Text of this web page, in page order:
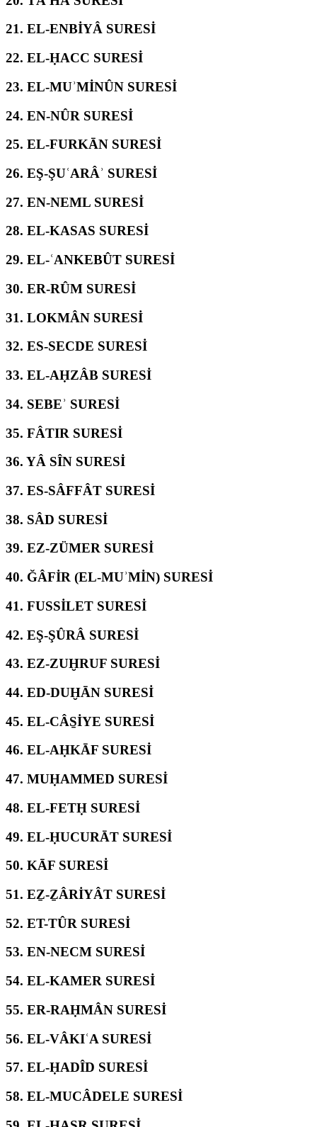
21. EL-ENBİYÂ SURESİ
22. EL-ḤACC SURESİ
23. EL-MUʾMİNÛN SURESİ
24. EN-NÛR SURESİ
25. EL-FURKĀN SURESİ
26. EŞ-ŞUʿARÂʾ SURESİ
27. EN-NEML SURESİ
28. EL-KASAS SURESİ
29. EL-ʿANKEBÛT SURESİ
30. ER-RÛM SURESİ
31. LOKMÂN SURESİ
32. ES-SECDE SURESİ
33. EL-AḤZÂB SURESİ
34. SEBEʾ SURESİ
35. FÂTIR SURESİ
36. YÂ SÎN SURESİ
37. ES-SÂFFÂT SURESİ
38. SÂD SURESİ
39. EZ-ZÜMER SURESİ
40. ĞÂFİR (EL-MUʾMİN) SURESİ
41. FUSSİLET SURESİ
42. EŞ-ŞÛRÂ SURESİ
43. EZ-ZUḪRUF SURESİ
44. ED-DUḪĀN SURESİ
45. EL-CÂS̱İYE SURESİ
46. EL-AḤKĀF SURESİ
47. MUḤAMMED SURESİ
48. EL-FETḤ SURESİ
49. EL-ḤUCURĀT SURESİ
50. KĀF SURESİ
51. EẔ-ẔÂRİYÂT SURESİ
52. ET-TÛR SURESİ
53. EN-NECM SURESİ
54. EL-KAMER SURESİ
55. ER-RAḤMÂN SURESİ
56. EL-VÂKIʿA SURESİ
57. EL-ḤADÎD SURESİ
58. EL-MUCÂDELE SURESİ